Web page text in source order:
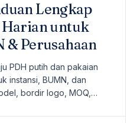
Lengkap
Harian untuk
& Perusahaan
PDH putih dan pakaian
instansi, BUMN, dan
bordir logo, MOQ,